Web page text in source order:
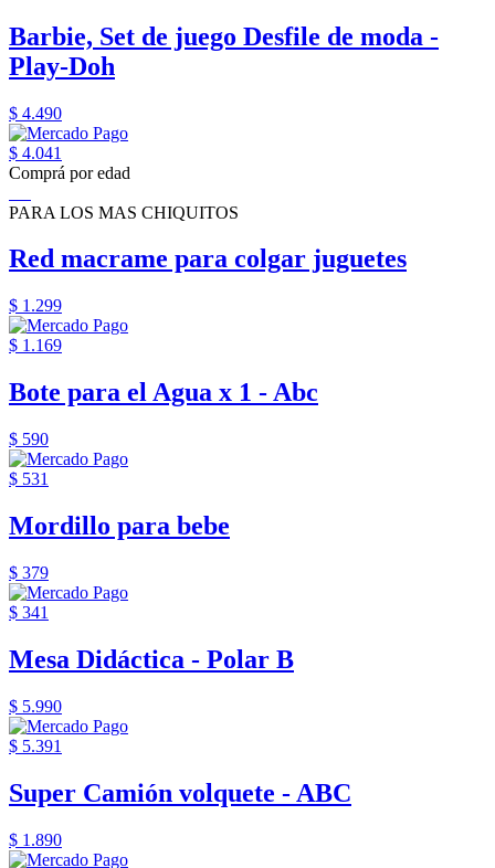
Barbie, Set de juego Desfile de moda -
Play-Doh
$ 4.490
$ 4.041
Comprá por edad
PARA LOS MAS CHIQUITOS
Red macrame para colgar juguetes
$ 1.299
$ 1.169
Bote para el Agua x 1 - Abc
$ 590
$ 531
Mordillo para bebe
$ 379
$ 341
Mesa Didáctica - Polar B
$ 5.990
$ 5.391
Super Camión volquete - ABC
$ 1.890